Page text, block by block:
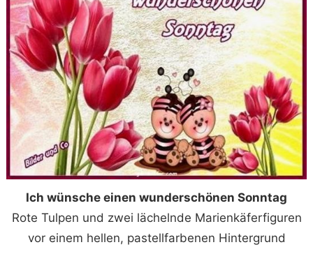
Ich wünsche einen wunderschönen Sonntag
Rote Tulpen und zwei lächelnde Marienkäferfiguren
vor einem hellen, pastellfarbenen Hintergrund